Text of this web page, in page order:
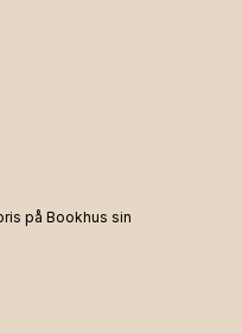
på Bookhus sin